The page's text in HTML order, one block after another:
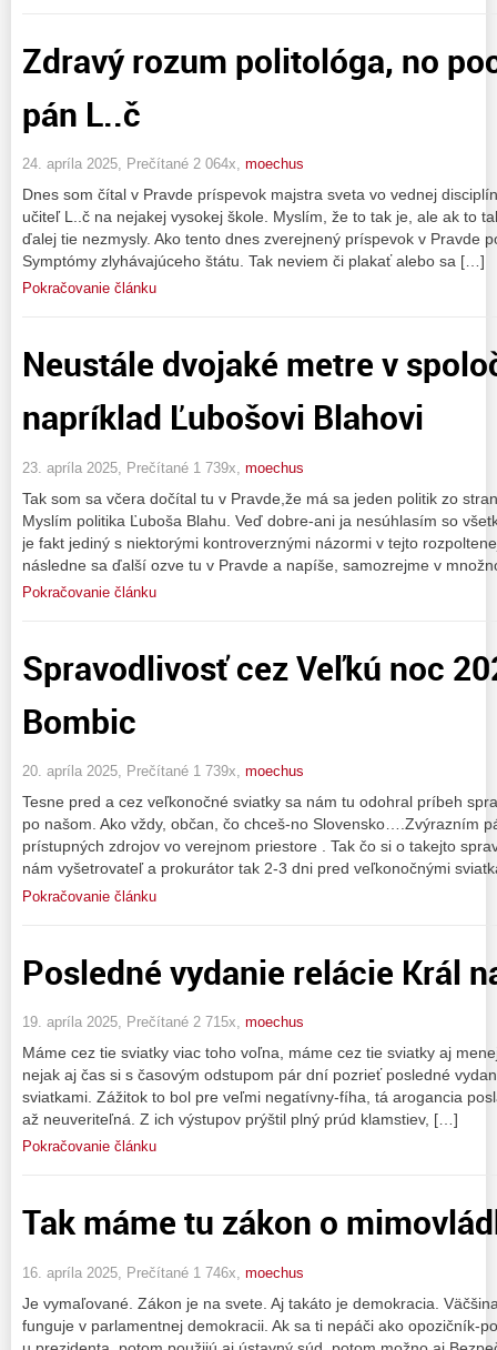
Zdravý rozum politológa, no
pán L..č
24. apríla 2025, Prečítané 2 064x, moechus
Dnes som čítal v Pravde príspevok majstra sveta vo vednej
učiteľ L..č na nejakej vysokej škole. Myslím, že to tak je, ale ak to
ďalej tie nezmysly. Ako tento dnes zverejnený príspevok v Pravde
Symptómy zlyhávajúceho štátu. Tak neviem či plakať alebo sa […]
Pokračovanie článku
Neustále dvojaké metre v
napríklad Ľubošovi Blahovi
23. apríla 2025, Prečítané 1 739x, moechus
Tak som sa včera dočítal tu v Pravde,že má sa jeden politik zo
Myslím politika Ľuboša Blahu. Veď dobre-ani ja nesúhlasím so
je fakt jediný s niektorými kontroverznými názormi v tejto
následne sa ďalší ozve tu v Pravde a napíše, samozrejme v
Pokračovanie článku
Spravodlivosť cez Veľkú noc
Bombic
20. apríla 2025, Prečítané 1 739x, moechus
Tesne pred a cez veľkonočné sviatky sa nám tu odohral príbeh
po našom. Ako vždy, občan, čo chceš-no Slovensko….Zvýrazním
prístupných zdrojov vo verejnom priestore . Tak čo si o takejto
nám vyšetrovateľ a prokurátor tak 2-3 dni pred veľkonočnými
Pokračovanie článku
Posledné vydanie relácie Král
19. apríla 2025, Prečítané 2 715x, moechus
Máme cez tie sviatky viac toho voľna, máme cez tie sviatky aj
nejak aj čas si s časovým odstupom pár dní pozrieť posledné
sviatkami. Zážitok to bol pre veľmi negatívny-fíha, tá arogancia
až neuveriteľná. Z ich výstupov prýštil plný prúd klamstiev, […]
Pokračovanie článku
Tak máme tu zákon o
16. apríla 2025, Prečítané 1 746x, moechus
Je vymaľované. Zákon je na svete. Aj takáto je demokracia.
funguje v parlamentnej demokracii. Ak sa ti nepáči ako opozičník-